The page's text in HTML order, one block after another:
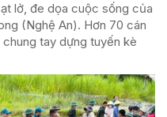
lở, đe dọa cuộc sống của
(Nghệ An). Hơn 70 cán
tay dựng tuyến kè